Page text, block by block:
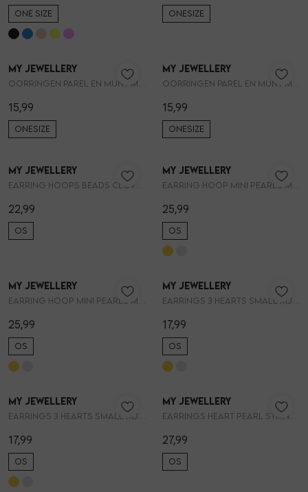
ONE SIZE ONESIZE
1 /2
My Jewellery
15,99
ONESIZE
1 /2
My Jewellery
15,99
ONESIZE
1 /2
My Jewellery
22,99
OS
1 /2
My Jewellery
25,99
OS
1 /2
My Jewellery
25,99
OS
1 /2
My Jewellery
17,99
OS
1 /2
My Jewellery
17,99
OS
1 /2
My Jewellery
27,99
OS